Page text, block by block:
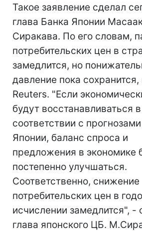
Такое заявление сделал
глава Банка Японии
Сиракава. По его словам,
потребительских цен в
замедлится, но
давление пока
Reuters. "Если
будут восстанавливаться в
соответствии с
Японии, баланс спроса и
предложения в экономике
постепенно улучшаться.
Соответственно, снижение
потребительских цен в
исчислении замедлится", -
глава японского ЦБ.